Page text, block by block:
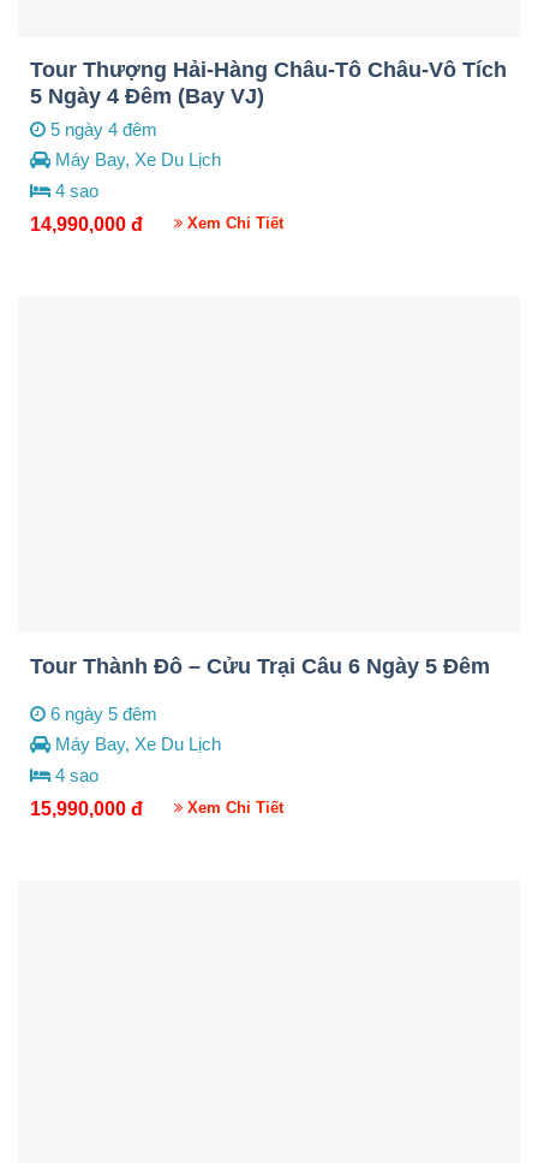
Tour Thượng Hải-Hàng Châu-Tô Châu-Vô Tích
5 Ngày 4 Đêm (Bay VJ)
5 ngày 4 đêm
Máy Bay, Xe Du Lịch
4 sao
14,990,000đ Xem Chi Tiết
Tour Thành Đô – Cửu Trại Câu 6 Ngày 5 Đêm
6 ngày 5 đêm
Máy Bay, Xe Du Lịch
4 sao
15,990,000đ Xem Chi Tiết